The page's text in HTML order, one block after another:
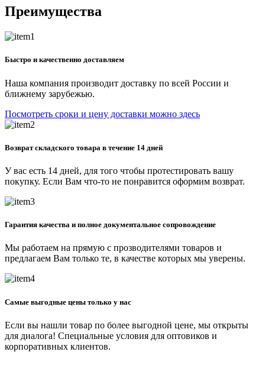
Преимущества
Быстро и качественно доставляем
Наша компания производит доставку по всей России и
ближнему зарубежью.
Посмотреть сроки и цену доставки можно здесь
Возврат складского товара в течение 14 дней
У вас есть 14 дней, для того чтобы протестировать вашу
покупку. Если Вам что-то не понравится оформим возврат.
Гарантия качества и полное документальное сопровождение
Мы работаем на прямую с прозводителями товаров и
предлагаем Вам только те, в качестве которых мы уверены.
Самые выгодные цены только у нас
Если вы нашли товар по более выгодной цене, мы открыты
для диалога! Специальные условия для оптовиков и
корпоративных клиентов.